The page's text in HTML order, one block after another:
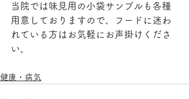
当院では味見用の小袋サンプルも各種
用意しておりますので、フードに迷わ
れている方はお気軽にお声掛けくださ
い。
健康・病気